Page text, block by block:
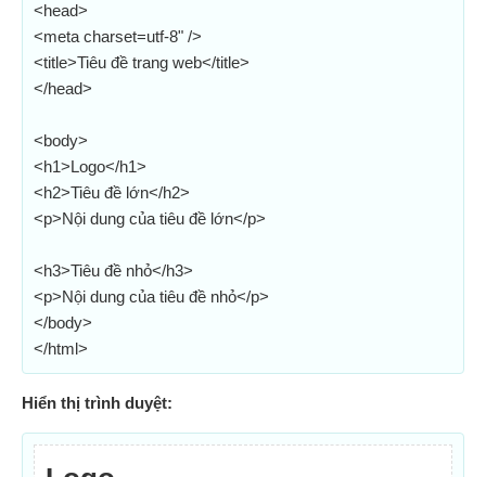
<head>
<meta charset=utf-8" />
<title>Tiêu đề trang web</title>
</head>
<body>
<h1>Logo</h1>
<h2>Tiêu đề lớn</h2>
<p>Nội dung của tiêu đề lớn</p>
<h3>Tiêu đề nhỏ</h3>
<p>Nội dung của tiêu đề nhỏ</p>
</body>
</html>
Hiển thị trình duyệt: